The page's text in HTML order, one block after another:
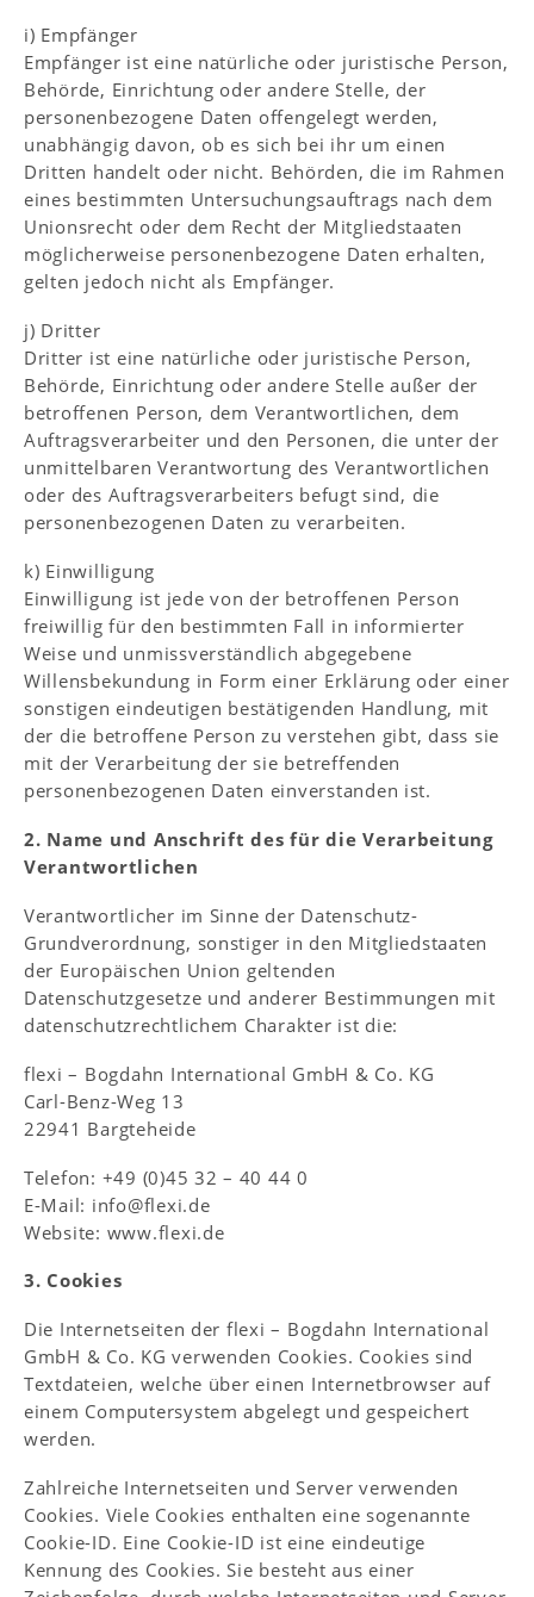
i) Empfänger
Empfänger ist eine natürliche oder juristische Person,
Behörde, Einrichtung oder andere Stelle, der
personenbezogene Daten offengelegt werden,
unabhängig davon, ob es sich bei ihr um einen
Dritten handelt oder nicht. Behörden, die im Rahmen
eines bestimmten Untersuchungsauftrags nach dem
Unionsrecht oder dem Recht der Mitgliedstaaten
möglicherweise personenbezogene Daten erhalten,
gelten jedoch nicht als Empfänger.
j) Dritter
Dritter ist eine natürliche oder juristische Person,
Behörde, Einrichtung oder andere Stelle außer der
betroffenen Person, dem Verantwortlichen, dem
Auftragsverarbeiter und den Personen, die unter der
unmittelbaren Verantwortung des Verantwortlichen
oder des Auftragsverarbeiters befugt sind, die
personenbezogenen Daten zu verarbeiten.
k) Einwilligung
Einwilligung ist jede von der betroffenen Person
freiwillig für den bestimmten Fall in informierter
Weise und unmissverständlich abgegebene
Willensbekundung in Form einer Erklärung oder einer
sonstigen eindeutigen bestätigenden Handlung, mit
der die betroffene Person zu verstehen gibt, dass sie
mit der Verarbeitung der sie betreffenden
personenbezogenen Daten einverstanden ist.
2. Name und Anschrift des für die Verarbeitung
Verantwortlichen
Verantwortlicher im Sinne der Datenschutz-
Grundverordnung, sonstiger in den Mitgliedstaaten
der Europäischen Union geltenden
Datenschutzgesetze und anderer Bestimmungen mit
datenschutzrechtlichem Charakter ist die:
flexi – Bogdahn International GmbH & Co. KG
Carl-Benz-Weg 13
22941 Bargteheide
Telefon: +49 (0)45 32 – 40 44 0
E-Mail: info@flexi.de
Website: www.flexi.de
3. Cookies
Die Internetseiten der flexi – Bogdahn International
GmbH & Co. KG verwenden Cookies. Cookies sind
Textdateien, welche über einen Internetbrowser auf
einem Computersystem abgelegt und gespeichert
werden.
Zahlreiche Internetseiten und Server verwenden
Cookies. Viele Cookies enthalten eine sogenannte
Cookie-ID. Eine Cookie-ID ist eine eindeutige
Kennung des Cookies. Sie besteht aus einer